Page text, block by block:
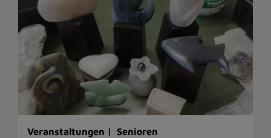
Veranstaltungen | Senioren